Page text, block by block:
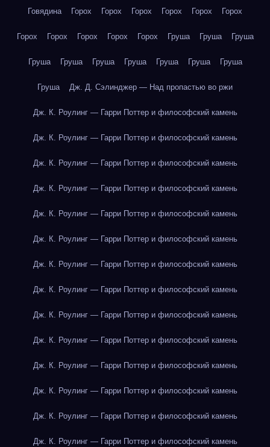
Говядина Горох Горох Горох Горох Горох Горох
Горох Горох Горох Горох Горох Груша Груша Груша
Груша Груша Груша Груша Груша Груша Груша
Груша Дж. Д. Сэлинджер — Над пропастью во ржи
Дж. К. Роулинг — Гарри Поттер и философский камень
Дж. К. Роулинг — Гарри Поттер и философский камень
Дж. К. Роулинг — Гарри Поттер и философский камень
Дж. К. Роулинг — Гарри Поттер и философский камень
Дж. К. Роулинг — Гарри Поттер и философский камень
Дж. К. Роулинг — Гарри Поттер и философский камень
Дж. К. Роулинг — Гарри Поттер и философский камень
Дж. К. Роулинг — Гарри Поттер и философский камень
Дж. К. Роулинг — Гарри Поттер и философский камень
Дж. К. Роулинг — Гарри Поттер и философский камень
Дж. К. Роулинг — Гарри Поттер и философский камень
Дж. К. Роулинг — Гарри Поттер и философский камень
Дж. К. Роулинг — Гарри Поттер и философский камень
Дж. К. Роулинг — Гарри Поттер и философский камень